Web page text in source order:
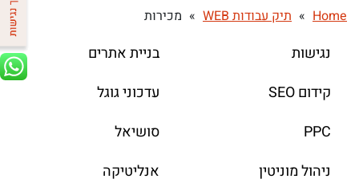
Home
» תיק עבודות WEB » מכירות
נגישות
בניית אתרים
קידום SEO
עדכוני גוגל
PPC
סושיאל
ניהול מוניטין
אנליטיקה